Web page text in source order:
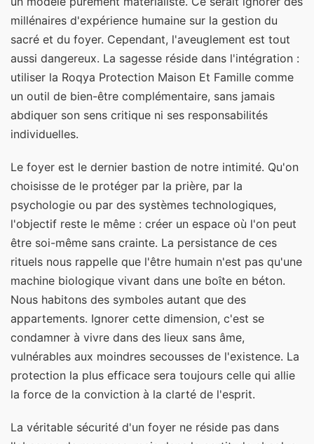
millénaires d'expérience humaine sur la gestion du
sacré et du foyer. Cependant, l'aveuglement est tout
aussi dangereux. La sagesse réside dans l'intégration :
utiliser la Roqya Protection Maison Et Famille comme
un outil de bien-être complémentaire, sans jamais
abdiquer son sens critique ni ses responsabilités
individuelles.
Le foyer est le dernier bastion de notre intimité. Qu'on
choisisse de le protéger par la prière, par la
psychologie ou par des systèmes technologiques,
l'objectif reste le même : créer un espace où l'on peut
être soi-même sans crainte. La persistance de ces
rituels nous rappelle que l'être humain n'est pas qu'une
machine biologique vivant dans une boîte en béton.
Nous habitons des symboles autant que des
appartements. Ignorer cette dimension, c'est se
condamner à vivre dans des lieux sans âme,
vulnérables aux moindres secousses de l'existence. La
protection la plus efficace sera toujours celle qui allie
la force de la conviction à la clarté de l'esprit.
La véritable sécurité d'un foyer ne réside pas dans